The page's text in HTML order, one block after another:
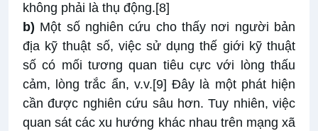
không phải là thụ động.[8]
b) Một số nghiên cứu cho thấy nơi người bản
địa kỹ thuật số, việc sử dụng thế giới kỹ thuật
số có mối tương quan tiêu cực với lòng thấu
cảm, lòng trắc ẩn, v.v.[9] Đây là một phát hiện
cần được nghiên cứu sâu hơn. Tuy nhiên, việc
quan sát các xu hướng khác nhau trên mạng xã